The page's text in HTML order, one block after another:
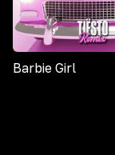
Barbie Girl